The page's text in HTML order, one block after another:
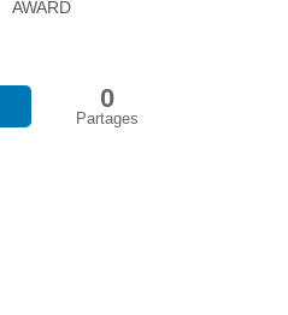
AWARD
0
Partages